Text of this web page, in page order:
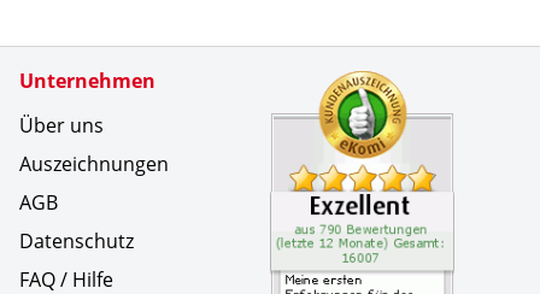
Unternehmen
Über uns
Auszeichnungen
AGB
Datenschutz
FAQ / Hilfe
Zertifikate